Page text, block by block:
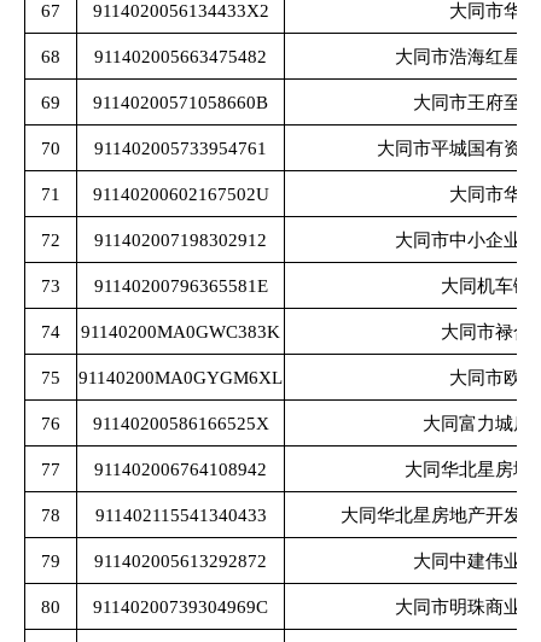
67 9114020056134433X2 大同市华
68 911402005663475482 大同市浩海红星
69 91140200571058660B 大同市王府至
70 911402005733954761 大同市平城国有资
71 91140200602167502U 大同市华
72 911402007198302912 大同市中小企业
73 91140200796365581E 大同机车锻
74 91140200MA0GWC383K 大同市禄合
75 91140200MA0GYGM6XL 大同市欧
76 91140200586166525X 大同富力城房
77 911402006764108942 大同华北星房地
78 911402115541340433 大同华北星房地产开发
79 911402005613292872 大同中建伟业
80 91140200739304969C 大同市明珠商业